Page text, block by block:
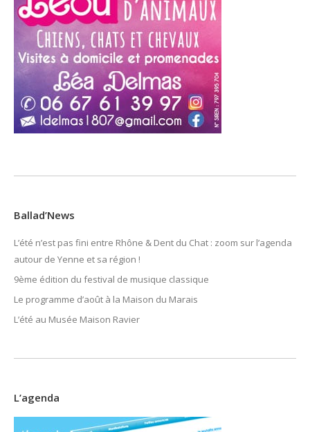
Ballad’News
L’été n’est pas fini entre Rhône & Dent du Chat : zoom sur l’agenda
autour de Yenne et sa région !
9ème édition du festival de musique classique
Le programme d’août à la Maison du Marais
L’été au Musée Maison Ravier
L’agenda